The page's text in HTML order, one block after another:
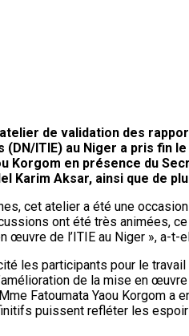
de validation des
ITIE) au Niger a pris fin
Korgom en présence du
Karim Aksar, ainsi que de
cet atelier a été une
ont été très animées,
de l’ITIE au Niger », a-t-
les participants pour le
de la mise en
Fatoumata Yaou Korgom a
puissent refléter les